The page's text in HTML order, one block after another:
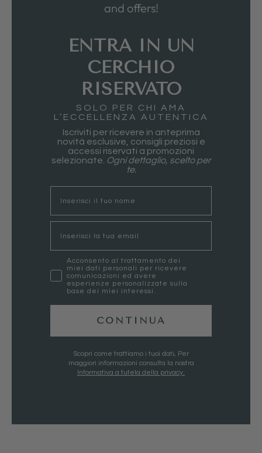
and offers!
ENTRA IN UN
CERCHIO
RISERVATO
SOLO PER CHI AMA
L’ECCELLENZA AUTENTICA
Iscriviti per ricevere in anteprima
novità esclusive, consigli preziosi e
accessi riservati a promozioni
selezionate. Ogni dettaglio, scelto per
te.
marketing
Acconsento al trattamento dei
miei dati personali per ricevere
comunicazioni ed avere
esperienze personalizzate sulla
base dei miei interessi.
CONTINUA
Scopri come trattiamo i tuoi dati, Per
maggiori informazioni consulta la nostra
Informativa a tutela della privacy.